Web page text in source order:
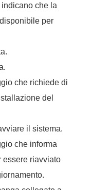
che la
per
che richiede di
del
il sistema.
che informa
essere riavviato